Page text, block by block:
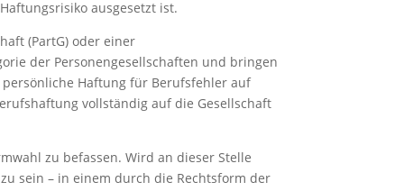
ausgesetzt ist.
(PartG) oder einer
der Personengesellschaften und bringen
Haftung für Berufsfehler auf
vollständig auf die Gesellschaft
zu befassen. Wird an dieser Stelle
sein – in einem durch die Rechtsform der